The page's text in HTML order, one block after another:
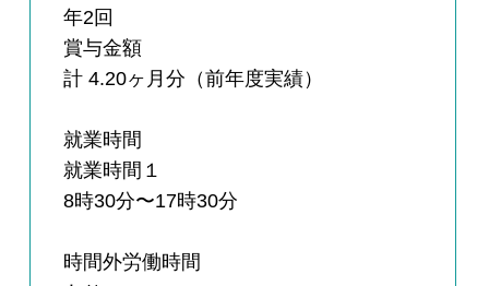
年2回
賞与金額
計 4.20ヶ月分（前年度実績）
就業時間
就業時間１
8時30分〜17時30分
時間外労働時間